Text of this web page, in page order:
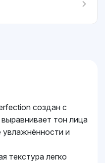
создан с
тон лица
и
текстура легко